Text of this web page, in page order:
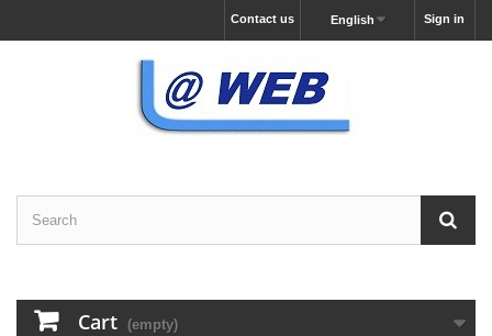
Sign in
English
Contact us
Cart (empty)